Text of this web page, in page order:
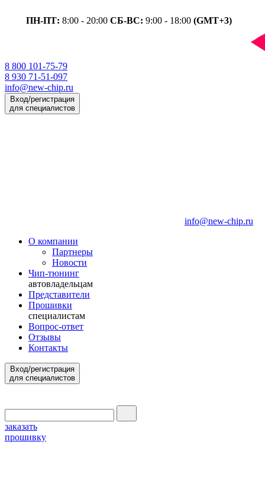
ПН-ПТ: 8:00 - 20:00 СБ-ВС: 9:00 - 18:00 (GMT+3)
8 800 101-75-79
8 930 71-51-097
info@new-chip.ru
Вход/регистрация
для специалистов
info@new-chip.ru
О компании
Партнеры
Новости
Чип-тюнинг
автовладельцам
Представители
Прошивки
специалистам
Вопрос-ответ
Отзывы
Контакты
Вход/регистрация
для специалистов
заказать
прошивку